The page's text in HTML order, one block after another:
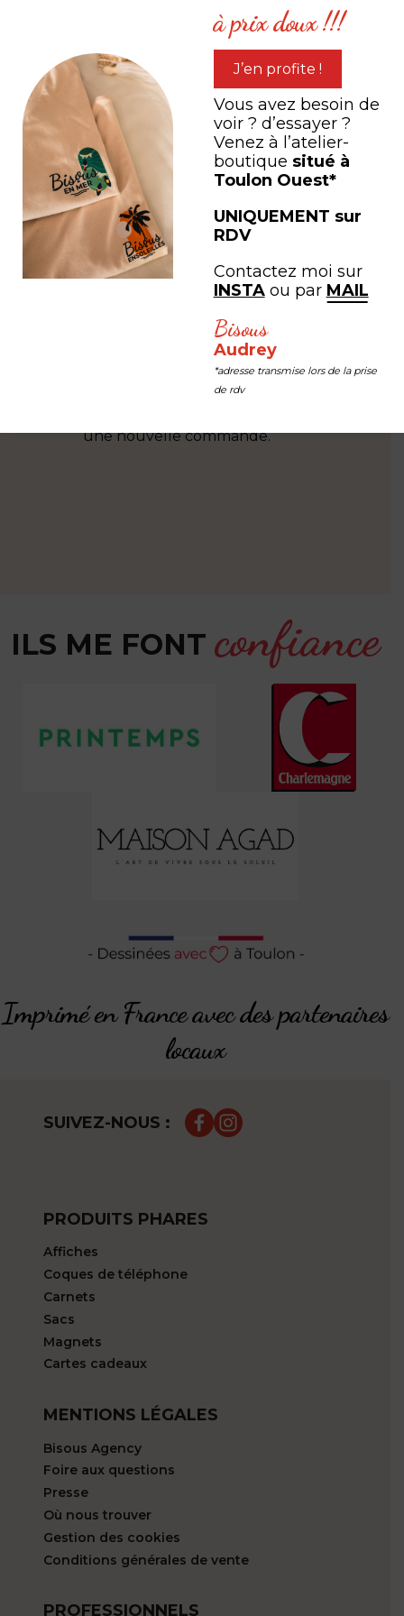
Catherine BRUNETTO
De magnifiques illustrations
que nous avons reçues bien
emballées et dans un délai
très rapide ! Un grand merci à
une nouvelle commande.
Un
Audrey,
personne
œuvres.
leur
ILS ME FONT confiance
Imprimé en France avec des partenaires
locaux
SUIVEZ-NOUS :
PRODUITS PHARES
Affiches
Coques de téléphone
Carnets
Sacs
Magnets
Cartes cadeaux
MENTIONS LÉGALES
Bisous Agency
Foire aux questions
Presse
Où nous trouver
Gestion des cookies
Conditions générales de vente
PROFESSIONNELS
à prix doux !!!
J’en profite !
Vous avez besoin de
voir ? d’essayer ?
Venez à l’atelier-
boutique situé à
Toulon Ouest*
UNIQUEMENT sur
RDV
Contactez moi sur
INSTAou par MAIL
Bisous
Audrey
*adresse transmise lors de la prise
de rdv